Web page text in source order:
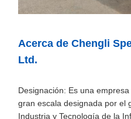
Acerca de Chengli
Ltd.
Designación: Es una
gran escala designada por el
Industria y Tecnología de la